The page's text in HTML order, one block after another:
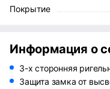
Покрытие
Информация о
3-х сторонняя
Защита замка от